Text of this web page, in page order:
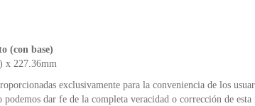
(con base)
x 227.36mm
exclusivamente para la conveniencia de los
podemos dar fe de la completa veracidad o corrección de esta